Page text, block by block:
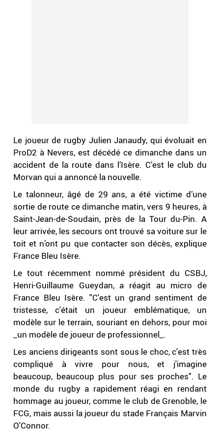
Le joueur de rugby Julien Janaudy, qui évoluait en
ProD2 à Nevers, est décédé ce dimanche dans un
accident de la route dans l’Isère. C’est le club du
Morvan qui a annoncé la nouvelle.
Le talonneur, âgé de 29 ans, a été victime d’une
sortie de route ce dimanche matin, vers 9 heures, à
Saint-Jean-de-Soudain, près de la Tour du-Pin. A
leur arrivée, les secours ont trouvé sa voiture sur le
toit et n’ont pu que contacter son décès, explique
France Bleu Isère.
Le tout récemment nommé président du CSBJ,
Henri-Guillaume Gueydan, a réagit au micro de
France Bleu Isère. "C'est un grand sentiment de
tristesse, c'était un joueur emblématique, un
modèle sur le terrain, souriant en dehors, pour moi
_un modèle de joueur de professionnel_.
Les anciens dirigeants sont sous le choc, c'est très
compliqué à vivre pour nous, et j'imagine
beaucoup, beaucoup plus pour ses proches". Le
monde du rugby a rapidement réagi en rendant
hommage au joueur, comme le club de Grenoble, le
FCG, mais aussi la joueur du stade Français Marvin
O'Connor.